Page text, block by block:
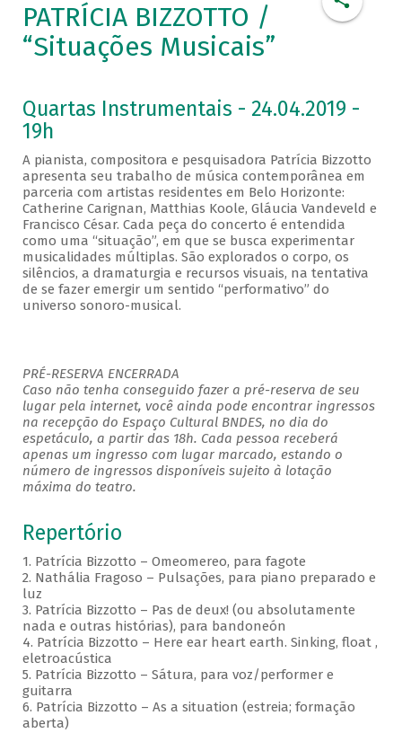
PATRÍCIA BIZZOTTO /
“Situações Musicais”
Quartas Instrumentais - 24.04.2019 -
19h
A pianista, compositora e pesquisadora Patrícia Bizzotto
apresenta seu trabalho de música contemporânea em
parceria com artistas residentes em Belo Horizonte:
Catherine Carignan, Matthias Koole, Gláucia Vandeveld e
Francisco César. Cada peça do concerto é entendida
como uma “situação”, em que se busca experimentar
musicalidades múltiplas. São explorados o corpo, os
silêncios, a dramaturgia e recursos visuais, na tentativa
de se fazer emergir um sentido “performativo” do
universo sonoro-musical.
PRÉ-RESERVA ENCERRADA
Caso não tenha conseguido fazer a pré-reserva de seu
lugar pela internet, você ainda pode encontrar ingressos
na recepção do Espaço Cultural BNDES, no dia do
espetáculo, a partir das 18h. Cada pessoa receberá
apenas um ingresso com lugar marcado, estando o
número de ingressos disponíveis sujeito à lotação
máxima do teatro.
Repertório
1. Patrícia Bizzotto – Omeomereo, para fagote
2. Nathália Fragoso – Pulsações, para piano preparado e
luz
3. Patrícia Bizzotto – Pas de deux! (ou absolutamente
nada e outras histórias), para bandoneón
4. Patrícia Bizzotto – Here ear heart earth. Sinking, float ,
eletroacústica
5. Patrícia Bizzotto – Sátura, para voz/performer e
guitarra
6. Patrícia Bizzotto – As a situation (estreia; formação
aberta)